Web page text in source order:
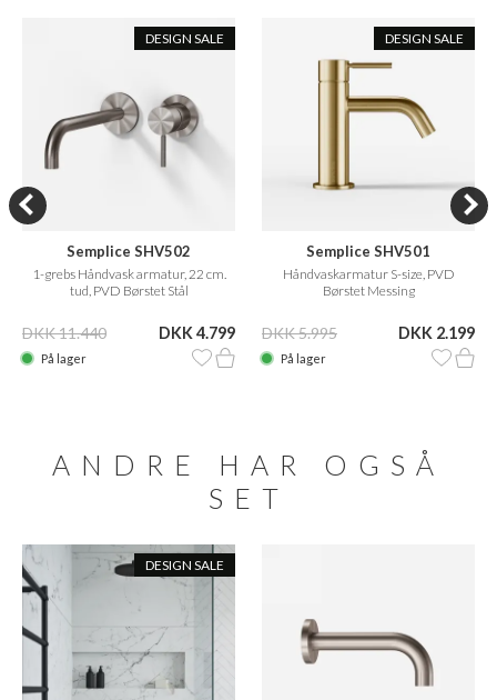
DESIGN SALE
Semplice SHV502
1-grebs Håndvask armatur, 22 cm.
tud, PVD Børstet Stål
DKK 11.440 DKK 4.799
På lager
DESIGN SALE
Semplice SHV501
Håndvaskarmatur S-size, PVD
Børstet Messing
DKK 5.995 DKK 2.199
På lager
ANDRE HAR OGSÅ
SET
DESIGN SALE